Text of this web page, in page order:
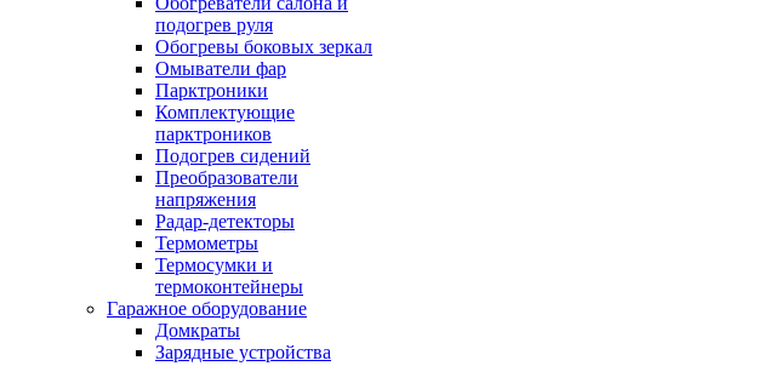
подогрев руля
Обогревы боковых зеркал
Омыватели фар
Парктроники
Комплектующие
парктроников
Подогрев сидений
Преобразователи
напряжения
Радар-детекторы
Термометры
Термосумки и
термоконтейнеры
Гаражное оборудование
Домкраты
Зарядные устройства